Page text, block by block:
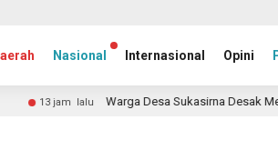
Nasional Internasional Opini
Desa Sukasirna Desak Mediasi PT. Pou Yuen